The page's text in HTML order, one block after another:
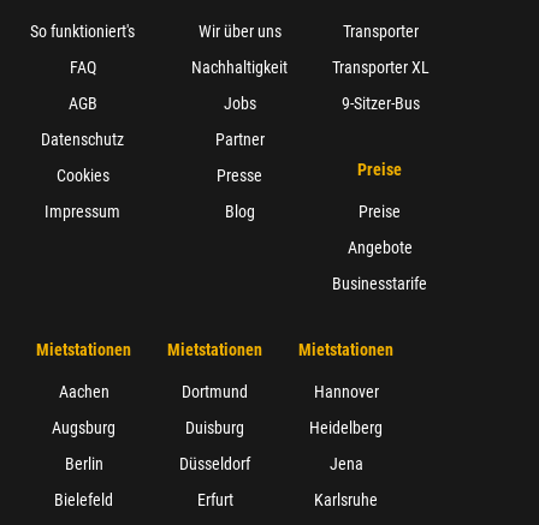
So funktioniert's
FAQ
AGB
Datenschutz
Cookies
Impressum
Wir über uns
Nachhaltigkeit
Jobs
Partner
Presse
Blog
Transporter
Transporter XL
9-Sitzer-Bus
Preise
Preise
Angebote
Businesstarife
Mietstationen
Aachen
Augsburg
Berlin
Bielefeld
Mietstationen
Dortmund
Duisburg
Düsseldorf
Erfurt
Mietstationen
Hannover
Heidelberg
Jena
Karlsruhe